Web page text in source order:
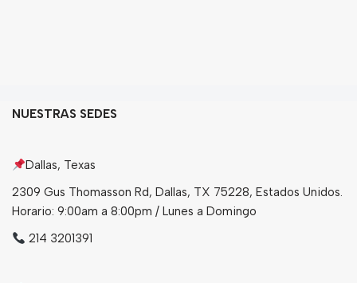
Golosinas
Bebidas
Tés
NUESTRAS SEDES
Dallas, Texas
2309 Gus Thomasson Rd, Dallas, TX 75228, Estados Unidos.
Horario: 9:00am a 8:00pm / Lunes a Domingo
214 3201391